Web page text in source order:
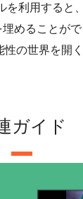
を利用すると
めることが
の世界を開
ガイド